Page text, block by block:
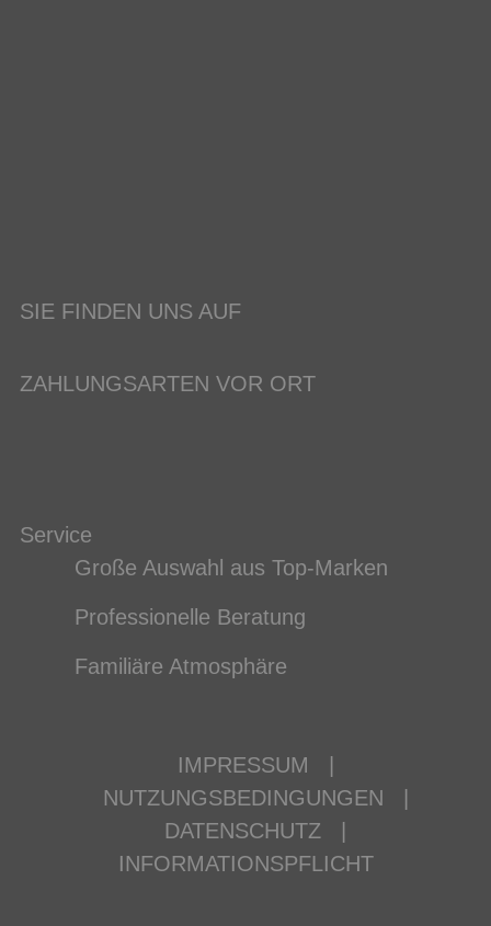
SIE FINDEN UNS AUF
ZAHLUNGSARTEN VOR ORT
Service
Große Auswahl aus Top-Marken
Professionelle Beratung
Familiäre Atmosphäre
IMPRESSUM
NUTZUNGSBEDINGUNGEN
DATENSCHUTZ
INFORMATIONSPFLICHT